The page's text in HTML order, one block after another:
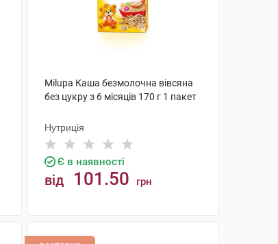
Milupa Каша безмолочна вівсяна
без цукру з 6 місяців 170 г 1 пакет
Нутриція
Є в наявності
від 101.50 грн